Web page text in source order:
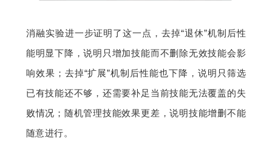
消融实验进一步证明了这一点，去掉“退休”机制后性
能明显下降，说明只增加技能而不删除无效技能会影
响效果；去掉“扩展”机制后性能也下降，说明只筛选
已有技能还不够，还需要补足当前技能无法覆盖的失
败情况；随机管理技能效果更差，说明技能增删不能
随意进行。